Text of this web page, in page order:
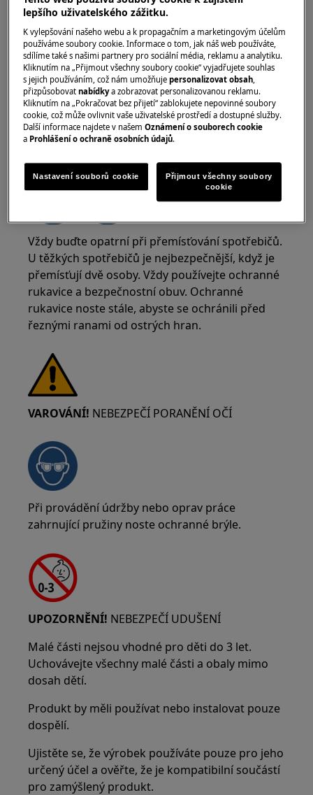
VAROVÁNÍ!RIZIKO ZRANĚNÍ
Vždy buďte opatrní při přemísťování spotřebičů.
U těžkých spotřebičů je nejbezpečnější, když je
přemísťují dvě osoby. Vždy používejte ochranné
rukavice a bezpečnostní obuv. Ochranné
rukavice noste stále, abyste se ochránili před
řeznými ranami od ostrých hran.
VAROVÁNÍ! NEBEZPEČÍ PORANĚNÍ OČÍ
Při provádění údržby nebo oprav práce
zahrnující pružiny noste ochranné brýle.
UPOZORNĚNÍ! NEBEZPEČÍ UDUŠENÍ
Malé části nejsou vhodné pro děti do 3 let.
Uchovávejte všechny malé části a obaly mimo
dosah dětí.
Produkt by měli používat nebo instalovat pouze
dospělí.
Ujistěte se, že výrobek používáte pouze pro jeho
určený účel a ověřte, že je kompatibilní součástí
pro zamýšlený produkt.
lepšího uživatelského zážitku.
K vylepšování našeho webu a k propagačním a marketingovým účelům
používáme soubory cookie. Informace o tom, jak náš web používáte,
sdílíme také s našimi partnery pro sociální média, reklamu a analytiku.
Kliknutím na „Přijmout všechny soubory cookie“ vyjadřujete souhlas
s jejich používáním, což nám umožňujepersonalizovat obsah,
přizpůsobovatnabídkya zobrazovat personalizovanou reklamu.
Kliknutím na „Pokračovat bez přijetí“ zablokujete nepovinné soubory
cookie, což může ovlivnit vaše uživatelské prostředí a dostupné služby.
Další informace najdete v našemOznámení o souborech cookie
a Prohlášení o ochraně osobních údajů.
Nastavení souborů cookie
Přijmout všechny soubory
cookie